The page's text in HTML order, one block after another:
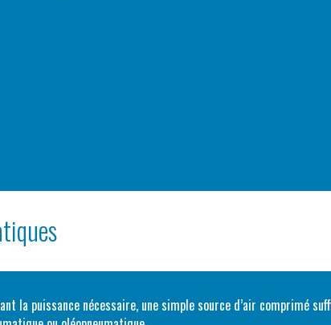
la puissance nécessaire, une simple source d’air comprimé